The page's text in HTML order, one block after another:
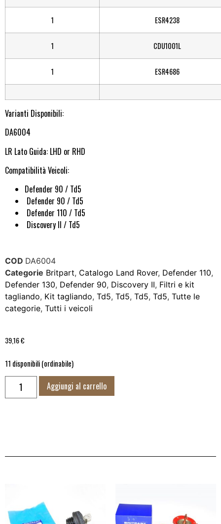
1 ESR4238
1 CDU1001L
1 ESR4686
Varianti Disponibili:
DA6004
LR Lato Guida: LHD or RHD
Compatibilità Veicoli:
Defender 90 / Td5
Defender 90 / Td5
Defender 110 / Td5
Discovery II / Td5
COD DA6004
Categorie Britpart, Catalogo Land Rover, Defender 110,
Defender 130, Defender 90, Discovery II, Filtri e kit
tagliando, Kit tagliando, Td5, Td5, Td5, Td5, Tutte le
categorie, Tutti i veicoli
39,16€
11 disponibili (ordinabile)
Aggiungi al carrello